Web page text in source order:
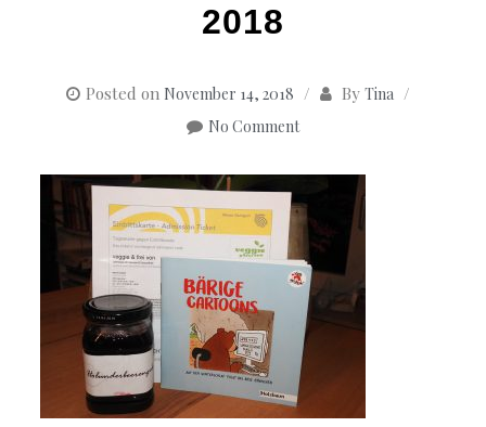
2018
Posted on November 14, 2018 By Tina
No Comment